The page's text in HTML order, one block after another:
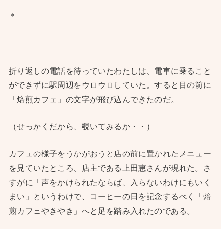
＊
折り返しの電話を待っていたわたしは、電車に乗ること
ができずに駅周辺をウロウロしていた。すると目の前に
「焙煎カフェ」の文字が飛び込んできたのだ。
（せっかくだから、覗いてみるか・・）
カフェの様子をうかがおうと店の前に置かれたメニュー
を見ていたところ、店主である上田恵さんが現れた。さ
すがに「声をかけられたならば、入らないわけにもいく
まい」というわけで、コーヒーの日を記念するべく「焙
煎カフェやきやき」へと足を踏み入れたのである。